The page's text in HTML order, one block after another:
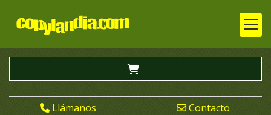
Llámanos Contacto